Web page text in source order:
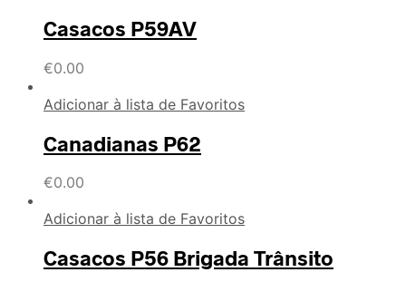
Casacos P59AV
€0.00
Adicionar à lista de Favoritos
Canadianas P62
€0.00
Adicionar à lista de Favoritos
Casacos P56 Brigada Trânsito